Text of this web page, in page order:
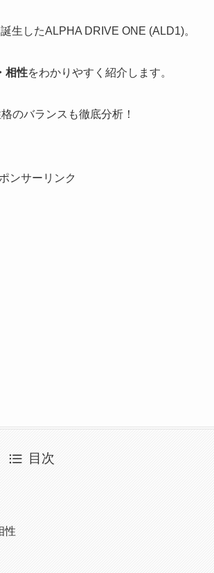
生したALPHA DRIVE ONE (ALD1)。
相性をわかりやすく紹介します。
のバランスも徹底分析！
ンサーリンク
目次
性